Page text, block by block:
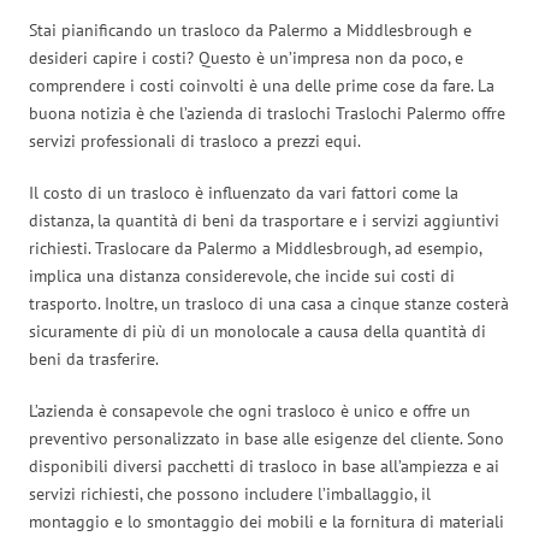
Stai pianificando un trasloco da Palermo a Middlesbrough e
desideri capire i costi? Questo è un’impresa non da poco, e
comprendere i costi coinvolti è una delle prime cose da fare. La
buona notizia è che l’azienda di traslochi Traslochi Palermo offre
servizi professionali di trasloco a prezzi equi.
Il costo di un trasloco è influenzato da vari fattori come la
distanza, la quantità di beni da trasportare e i servizi aggiuntivi
richiesti. Traslocare da Palermo a Middlesbrough, ad esempio,
implica una distanza considerevole, che incide sui costi di
trasporto. Inoltre, un trasloco di una casa a cinque stanze costerà
sicuramente di più di un monolocale a causa della quantità di
beni da trasferire.
L’azienda è consapevole che ogni trasloco è unico e offre un
preventivo personalizzato in base alle esigenze del cliente. Sono
disponibili diversi pacchetti di trasloco in base all’ampiezza e ai
servizi richiesti, che possono includere l’imballaggio, il
montaggio e lo smontaggio dei mobili e la fornitura di materiali